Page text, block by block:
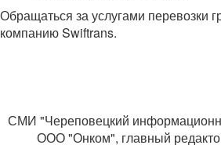
Обращаться за услугами перевозки
компанию Swiftrans.
СМИ "Череповецкий
ООО "Онком", главный